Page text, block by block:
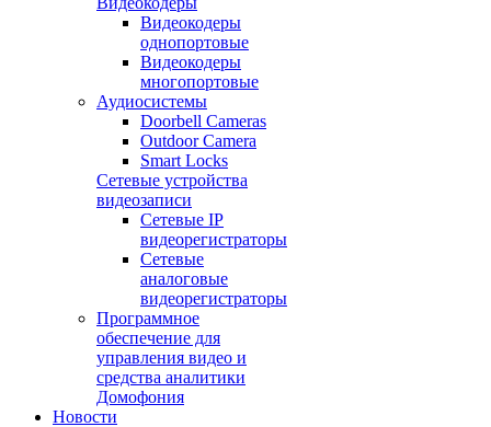
Видеокодеры
однопортовые
Видеокодеры
многопортовые
Аудиосистемы
Doorbell Cameras
Outdoor Camera
Smart Locks
Сетевые устройства
видеозаписи
Сетевые IP
видеорегистраторы
Сетевые
аналоговые
видеорегистраторы
Программное
обеспечение для
управления видео и
средства аналитики
Домофония
Новости